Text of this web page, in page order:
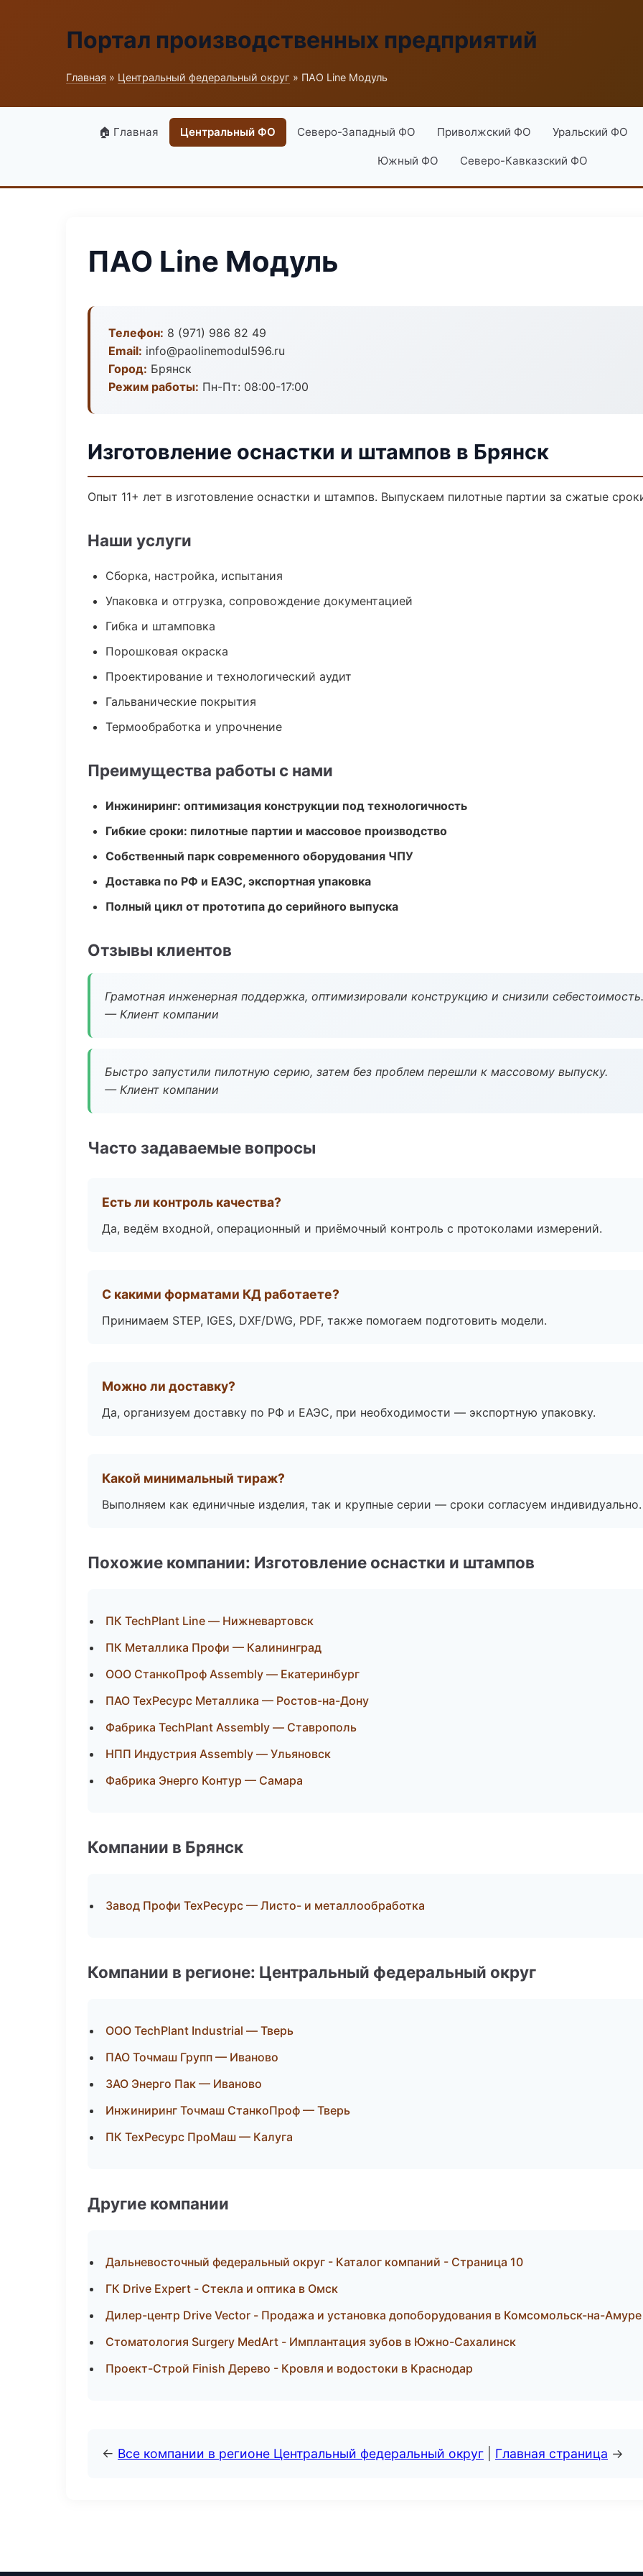
Портал производственных предприятий
Главная » Центральный федеральный округ » ПАО Line Модуль
🏠 Главная Центральный ФО Северо-Западный ФО Приволжский ФО Уральский ФО
Южный ФО Северо-Кавказский ФО
ПАО Line Модуль
Телефон: 8 (971) 986 82 49
Email: info@paolinemodul596.ru
Город: Брянск
Режим работы: Пн-Пт: 08:00-17:00
Изготовление оснастки и штампов в Брянск
Опыт 11+ лет в изготовление оснастки и штампов. Выпускаем пилотные партии за сжатые
Наши услуги
Сборка, настройка, испытания
Упаковка и отгрузка, сопровождение документацией
Гибка и штамповка
Порошковая окраска
Проектирование и технологический аудит
Гальванические покрытия
Термообработка и упрочнение
Преимущества работы с нами
Инжиниринг: оптимизация конструкции под технологичность
Гибкие сроки: пилотные партии и массовое производство
Собственный парк современного оборудования ЧПУ
Доставка по РФ и ЕАЭС, экспортная упаковка
Полный цикл от прототипа до серийного выпуска
Отзывы клиентов
Грамотная инженерная поддержка, оптимизировали конструкцию и снизили себестоимость.
— Клиент компании
Быстро запустили пилотную серию, затем без проблем перешли к массовому выпуску.
— Клиент компании
Часто задаваемые вопросы
Есть ли контроль качества?
Да, ведём входной, операционный и приёмочный контроль с протоколами измерений.
С какими форматами КД работаете?
Принимаем STEP, IGES, DXF/DWG, PDF, также помогаем подготовить модели.
Можно ли доставку?
Да, организуем доставку по РФ и ЕАЭС, при необходимости — экспортную упаковку.
Какой минимальный тираж?
Выполняем как единичные изделия, так и крупные серии — сроки согласуем индивидуально.
Похожие компании: Изготовление оснастки и штампов
ПК TechPlant Line — Нижневартовск
ПК Металлика Профи — Калининград
ООО СтанкоПроф Assembly — Екатеринбург
ПАО ТехРесурс Металлика — Ростов-на-Дону
Фабрика TechPlant Assembly — Ставрополь
НПП Индустрия Assembly — Ульяновск
Фабрика Энерго Контур — Самара
Компании в Брянск
Завод Профи ТехРесурс — Листо- и металлообработка
Компании в регионе: Центральный федеральный округ
ООО TechPlant Industrial — Тверь
ПАО Точмаш Групп — Иваново
ЗАО Энерго Пак — Иваново
Инжиниринг Точмаш СтанкоПроф — Тверь
ПК ТехРесурс ПроМаш — Калуга
Другие компании
Дальневосточный федеральный округ - Каталог компаний - Страница 10
ГК Drive Expert - Стекла и оптика в Омск
Дилер-центр Drive Vector - Продажа и установка допоборудования в Комсомольск-на-Амуре
Стоматология Surgery MedArt - Имплантация зубов в Южно-Сахалинск
Проект-Строй Finish Дерево - Кровля и водостоки в Краснодар
← Все компании в регионе Центральный федеральный округ Главная страница →